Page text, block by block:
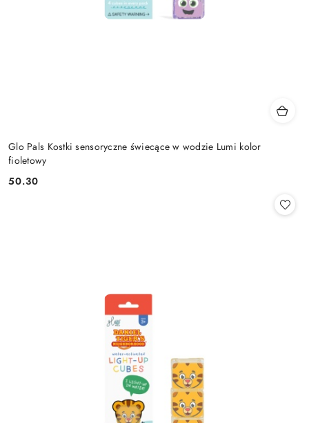
Glo Pals Kostki sensoryczne świecące w wodzie Lumi kolor
fioletowy
Cena:
50.30